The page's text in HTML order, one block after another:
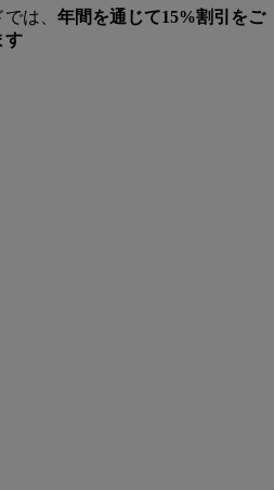
は、 年間を通じて15%割引をご
す